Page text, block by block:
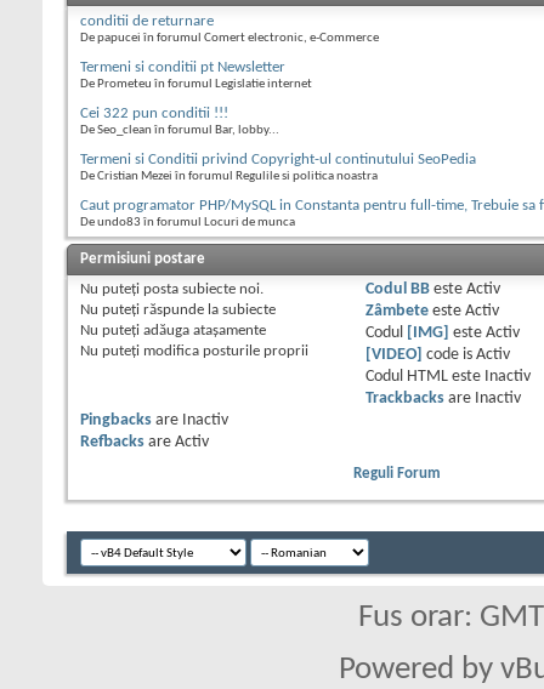
conditii de returnare
De papucei în forumul Comert electronic, e-Commerce
Termeni si conditii pt Newsletter
De Prometeu în forumul Legislatie internet
Cei 322 pun conditii !!!
De Seo_clean în forumul Bar, lobby...
Termeni si Conditii privind Copyright-ul continutului SeoPedia
De Cristian Mezei în forumul Regulile si politica noastra
Caut programator PHP/MySQL in Constanta pentru full-time, Trebuie sa
De undo83 în forumul Locuri de munca
Permisiuni postare
Nu puteţi posta subiecte noi.
Nu puteţi răspunde la subiecte
Nu puteţi adăuga ataşamente
Nu puteţi modifica posturile proprii
Codul BBeste Activ
Zâmbeteeste Activ
Codul
[IMG] este Activ
[VIDEO]
code is Activ
Codul HTML este
Inactiv
Trackbacksare
Inactiv
Pingbacks are
Inactiv
Refbacks are Activ
Reguli Forum
Fus orar:
Powered by